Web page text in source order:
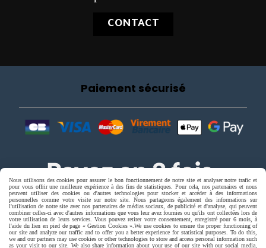
CONTACT
Paiement sécurisé
Nous utilisons des cookies pour assurer le bon fonctionnement de notre site et analyser notre trafic et
pour vous offrir une meilleure expérience à des fins de statistiques. Pour cela, nos partenaires et nous
peuvent utiliser des cookies ou d'autres technologies pour stocker et accéder à des informations
personnelles comme votre visite sur notre site. Nous partageons également des informations sur
l'utilisation de notre site avec nos partenaires de médias sociaux, de publicité et d'analyse, qui peuvent
combiner celles-ci avec d'autres informations que vous leur avez fournies ou qu'ils ont collectées lors de
votre utilisation de leurs services. Vous pouvez retirer votre consentement, enregistré pour 6 mois, à
l'aide du lien en pied de page « Gestion Cookies ». We use cookies to ensure the proper functioning of
our site and analyze our traffic and to offer you a better experience for statistical purposes. To do this,
we and our partners may use cookies or other technologies to store and access personal information such
as your visit to our site. We also share information about your use of our site with our social media,